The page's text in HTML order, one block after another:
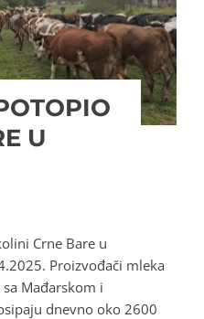
U
Crne Bare u
Proizvođači mleka
Mađarskom i
dnevno oko 2600